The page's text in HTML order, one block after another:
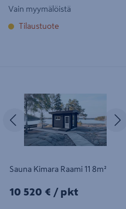
Vain myymälöistä
Tilaustuote
Edellinen
Sauna Kimara Raami 11 8m²
10520€/pkt
10 520 € / pkt